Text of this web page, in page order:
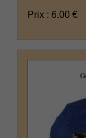
Prix : 6.00 €